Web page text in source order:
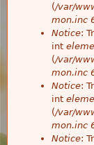
(/var/
mon.inc
Notice:
int
(/var/
mon.inc
Notice:
int
(/var/
mon.inc
Notice: